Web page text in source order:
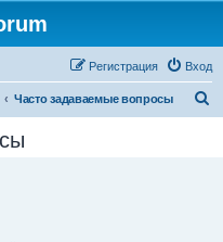
Вход
Регистрация
Часто задаваемые вопросы